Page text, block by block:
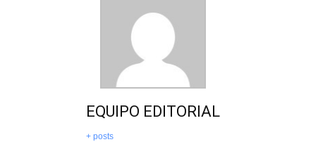
EQUIPO EDITORIAL
+ posts